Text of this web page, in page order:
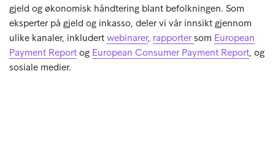
gjeld og økonomisk håndtering blant befolkningen. Som
eksperter på gjeld og inkasso, deler vi vår innsikt gjennom
ulike kanaler, inkludert webinarer, rapporter som European
Payment Report og European Consumer Payment Report, og
sosiale medier.